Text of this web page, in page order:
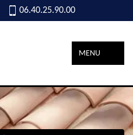
06.40.25.90.00
MENU